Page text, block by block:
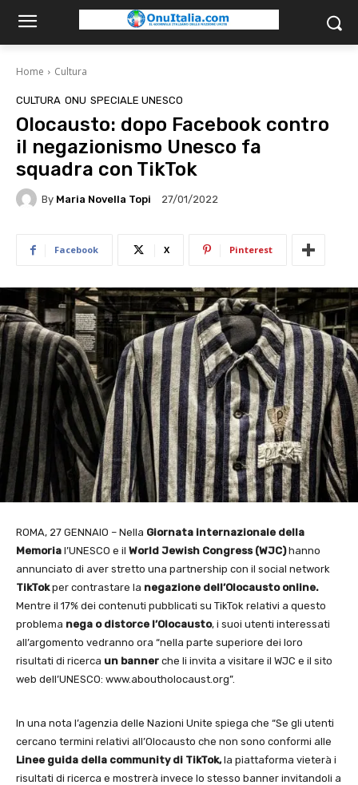
Home Cultura
CULTURA ONU SPECIALE UNESCO
Olocausto: dopo Facebook contro
il negazionismo Unesco fa
squadra con TikTok
By Maria Novella Topi 27/01/2022
Facebook X Pinterest
ROMA, 27 GENNAIO – Nella Giornata internazionale della
Memoria l’UNESCO e il World Jewish Congress (WJC)hanno
annunciato di aver stretto una partnership con il social network
TikTokper contrastare la negazione dell’Olocausto online.
Mentre il 17% dei contenuti pubblicati su TikTok relativi a questo
problema nega o distorce l’Olocausto, i suoi utenti interessati
all’argomento vedranno ora “nella parte superiore dei loro
risultati di ricerca un banner che li invita a visitare il WJC e il sito
web dell’UNESCO: www.aboutholocaust.org”.
In una nota l’agenzia delle Nazioni Unite spiega che “Se gli utenti
cercano termini relativi all’Olocausto che non sono conformi alle
Linee guida della community di TikTok,la piattaforma vieterà i
risultati di ricerca e mostrerà invece lo stesso banner invitandoli a